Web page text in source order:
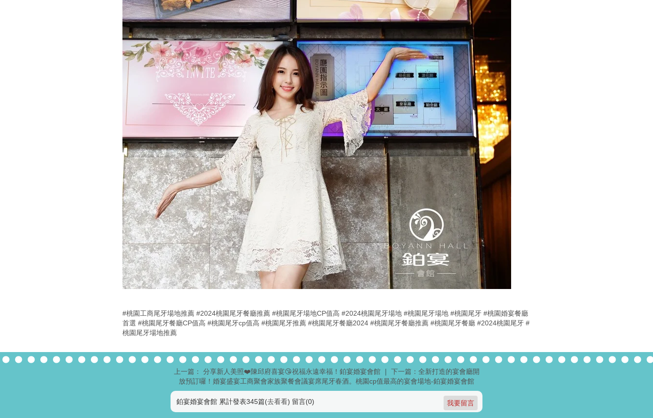
#桃園工商尾牙場地推薦 #2024桃園尾牙餐廳推薦 #桃園尾牙場地CP值高 #2024桃園尾牙場地 #桃園尾牙場地 #桃園尾牙 #桃園婚宴餐廳
首選 #桃園尾牙餐廳CP值高 #桃園尾牙cp值高 #桃園尾牙推薦 #桃園尾牙餐廳2024 #桃園尾牙餐廳推薦 #桃園尾牙餐廳 #2024桃園尾牙 #
桃園尾牙場地推薦
上一篇： 分享新人美照❤️陳邱府喜宴😘祝福永遠幸福！鉑宴婚宴會館 ｜ 下一篇：全新打造的宴會廳開
放預訂囉！婚宴盛宴工商聚會家族聚餐會議宴席尾牙春酒。桃園cp值最高的宴會場地-鉑宴婚宴會館
鉑宴婚宴會館 累計發表345篇(去看看) 留言(0)